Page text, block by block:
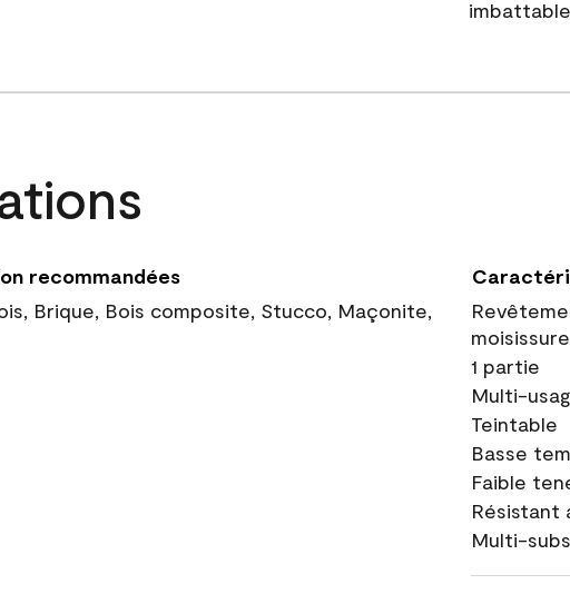
recommandées
Brique, Bois composite, Stucco, Maçonite,
moisissure
1 partie
Multi-
Teintable
Basse
Faible
Résistant
Multi-